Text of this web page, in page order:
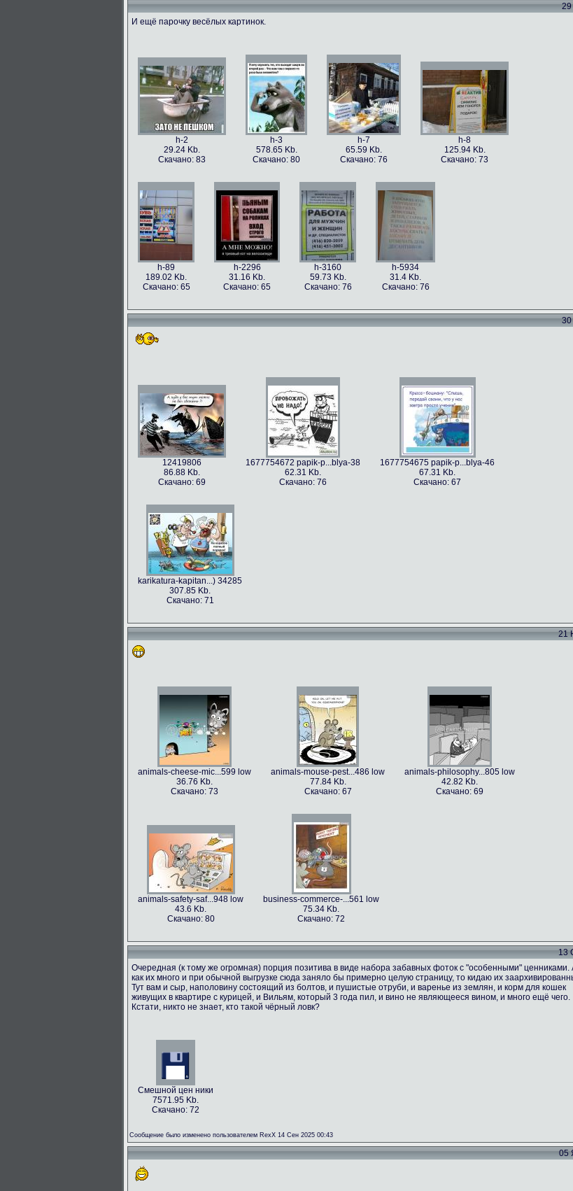
h-86973
49.56 Kb.
Скачано: 77
h-86979
106.1 Kb.
Скачано: 63
h-86978
101.5 Kb.
Скачано: 59
h-86977
79.4 Kb.
Скачано: 82
115.82 Kb.
Скачано: 70
29
И ещё парочку весёлых картинок.
h-2
29.24 Kb.
Скачано: 83
h-3
578.65 Kb.
Скачано: 80
h-7
65.59 Kb.
Скачано: 76
h-8
125.94 Kb.
Скачано: 73
h-89
189.02 Kb.
Скачано: 65
h-2296
31.16 Kb.
Скачано: 65
h-3160
59.73 Kb.
Скачано: 76
h-5934
31.4 Kb.
Скачано: 76
30
12419806
86.88 Kb.
Скачано: 69
1677754672 papik-p...blya-38
62.31 Kb.
Скачано: 76
1677754675 papik-p...blya-46
67.31 Kb.
Скачано: 67
karikatura-kapitan...) 34285
307.85 Kb.
Скачано: 71
21
animals-cheese-mic...599 low
36.76 Kb.
Скачано: 73
animals-mouse-pest...486 low
77.84 Kb.
Скачано: 67
animals-philosophy...805 low
42.82 Kb.
Скачано: 69
animals-safety-saf...948 low
43.6 Kb.
Скачано: 80
business-commerce-...561 low
75.34 Kb.
Скачано: 72
13
Очередная (к тому же огромная) порция позитива в виде набора забавных фоток с "особенными" ценниками.
как их много и при обычной выгрузке сюда заняло бы примерно целую страницу, то кидаю их
Тут вам и сыр, наполовину состоящий из болтов, и пушистые отруби, и варенье из землян, и корм для кошек
живущих в квартире с курицей, и Вильям, который 3 года пил, и вино не являющееся вином, и много ещё чего.
Кстати, никто не знает, кто такой чёрный ловк?
Смешной цен ники
7571.95 Kb.
Скачано: 72
Сообщение было изменено пользователем RexX 14 Сен 2025 00:43
05